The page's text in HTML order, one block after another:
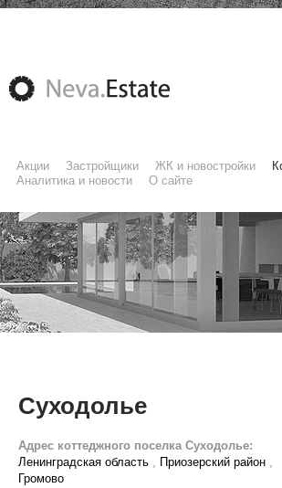
Акции Застройщики ЖК и новостройки
Аналитика и новости
О сайте
Суходолье
Адрес коттеджного поселка Суходолье:
Ленинградская область , Приозерский район ,
Громово